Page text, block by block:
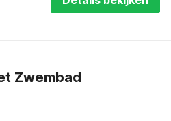
Zwembad